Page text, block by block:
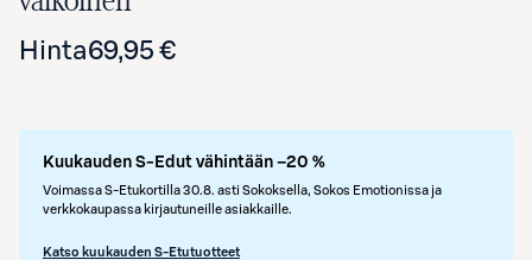
Hinta69,95 €
Kuukauden S-Edut vähintään –20 %
Voimassa S-Etukortilla 30.8. asti Sokoksella, Sokos Emotionissa ja
verkkokaupassa kirjautuneille asiakkaille.
Katso kuukauden S-Etutuotteet